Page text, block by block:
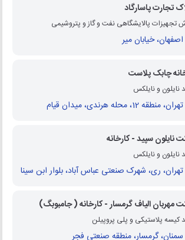
تجارت پاسارگاد
تجهیزات پالایشگاهی نفت و گاز و پتروشیمی
اصفهان، خیابان میر
چابک پلاست
نایلون و نایلکس
تهران، منطقه 12، محله هرندی، میدان قیام
نایلون سپید - کارخانه
نایلون و نایلکس
تهران، ری، شهرک صنعتی عباس آباد، بلوار ابن سینا
مهربان الیاف گرمسار - کارخانه ( جامبوبگ)
کیسه پلاستیکی و پلی پروپیلن
سمنان، گرمسار، منطقه صنعتی فجر